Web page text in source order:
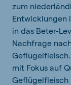
zum
Entwicklungen
in das Beter-
Nachfrage
mit Fokus auf
Geflügelfleisch